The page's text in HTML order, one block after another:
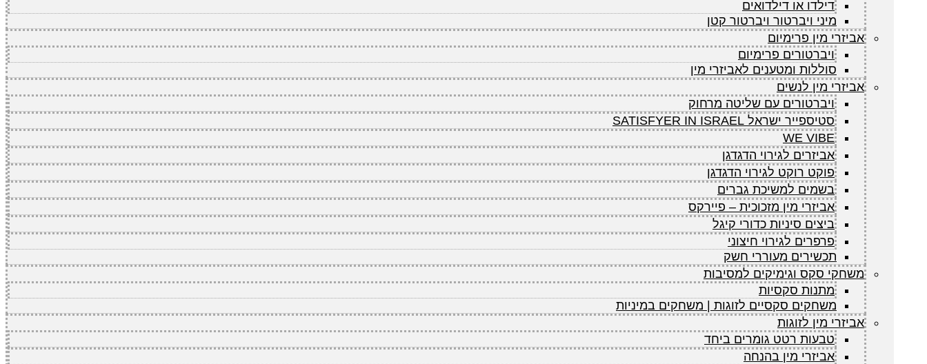
דילדו או דילדואים
מיני ויברטור ויברטור קטן
אביזרי מין פרימיום
ויברטורים פרימיום
סוללות ומטענים לאביזרי מין
אביזרי מין לנשים
ויברטורים עם שליטה מרחוק
סטיספייר ישראל SATISFYER IN ISRAEL
WE VIBE
אביזרים לגירוי הדגדגן
פוקט רוקט לגירוי הדגדגן
בשמים למשיכת גברים
אביזרי מין מזכוכית – פיירקס
ביצים סיניות כדורי קיגל
פרפרים לגירוי חיצוני
תכשירים מעוררי חשק
משחקי סקס וגימיקים למסיבות
מתנות סקסיות
משחקים סקסיים לזוגות | משחקים במיניות
אביזרי מין לזוגות
טבעות רטט גומרים ביחד
אביזרי מין בהנחה